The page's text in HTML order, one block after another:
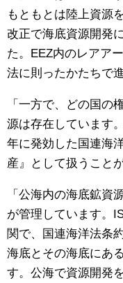
もともとは陸上資源
改正で海底資源開発
た。EEZ内のレアア
法に則ったかたちで
「一方で、どの国の
源は存在しています
年に発効した国連海
産』として扱うこと
「公海内の海底鉱資
が管理しています。
関で、国連海洋法条
海底とその海底にあ
す。公海で資源開発